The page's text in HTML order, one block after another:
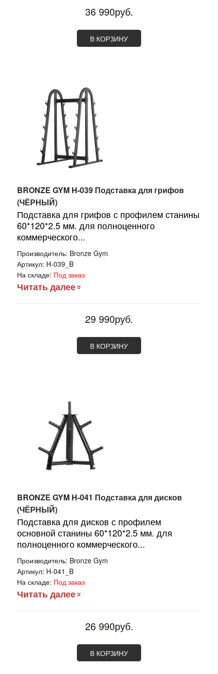
36 990руб.
В КОРЗИНУ
BRONZE GYM H-039 Подставка для грифов
(ЧЁРНЫЙ)
Подставка для грифов с профилем станины
60*120*2.5 мм. для полноценного
коммерческого...
Производитель: Bronze Gym
Артикул: H-039_B
На складе: Под заказ
Читать далее
29 990руб.
В КОРЗИНУ
BRONZE GYM H-041 Подставка для дисков
(ЧЁРНЫЙ)
Подставка для дисков с профилем
основной станины 60*120*2.5 мм. для
полноценного коммерческого...
Производитель: Bronze Gym
Артикул: H-041_B
На складе: Под заказ
Читать далее
26 990руб.
В КОРЗИНУ